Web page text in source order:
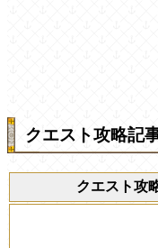
クエスト攻略記
クエスト攻